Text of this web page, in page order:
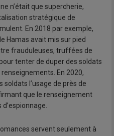
n’était que supercherie,
stratégique de
En 2018 par exemple,
Hamas avait mis sur pied
frauduleuses, truffées de
tenter de duper des soldats
En 2020,
soldats l’usage de près de
que le renseignement
servent seulement à